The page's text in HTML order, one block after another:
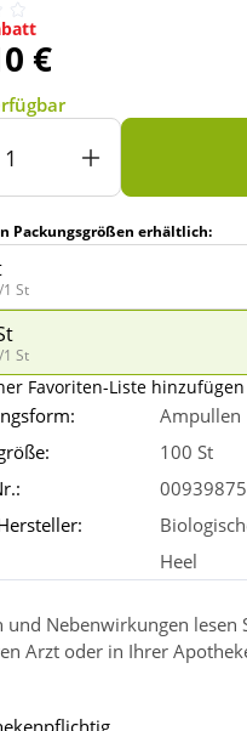
€
Packungsgrößen erhältlich:
St
St
Favoriten-Liste hinzufügen
Ampullen
100 St
00939875
Heel
und Nebenwirkungen lesen
Arzt oder in Ihrer